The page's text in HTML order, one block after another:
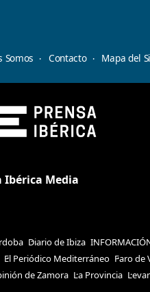
Somos Contacto Mapa del
Ibérica Media
Diario de Ibiza
El Periódico Mediterráneo Faro de
de Zamora La Provincia